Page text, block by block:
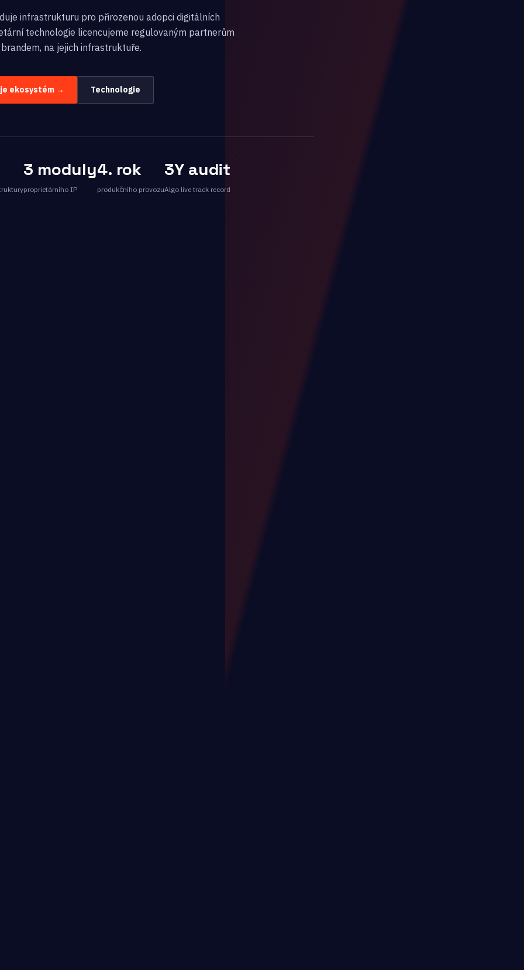
infrastrukturu pro přirozenou adopci digitálních
technologie licencujeme regulovaným partnerům
na jejich infrastruktuře.
ekosystém → Technologie
3 moduly
proprietárního IP
4. rok
produkčního provozu
3Y audit
Algo live track record